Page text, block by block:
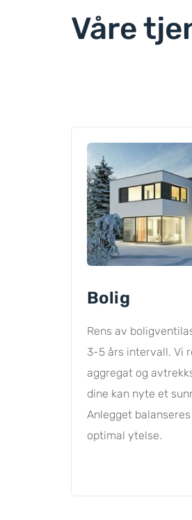
Våre
Bolig
Rens av
3-5 års intervall. Vi
aggregat og
dine kan nyte et
Anlegget
optimal ytelse.